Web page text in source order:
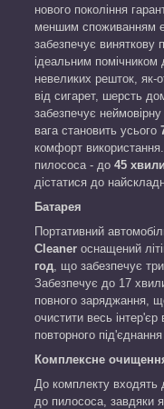
нового покоління
меншим споживанням
забезпечує виняткову
ідеальним
невеликих решток, як-
від сигарет, шерсть
забезпечує
вага становить усього
комфорт
пилососа - до 45
дістатися до
Батарея
Портативний
Cleaner оснащений
год , що забезпечує
Забезпечує до 17
повного заряджання,
очистити весь
повторного
Комплексне
До комплекту входять
до пилососа, завдяки